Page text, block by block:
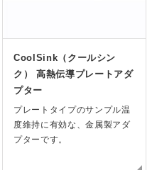
CoolSink（クールシン
ク） 高熱伝導プレートアダ
プター
プレートタイプのサンプル温
度維持に有効な、金属製アダ
プターです。